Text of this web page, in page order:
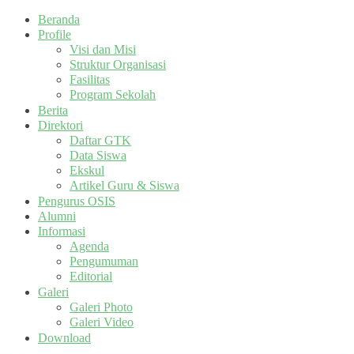
Beranda
Profile
Visi dan Misi
Struktur Organisasi
Fasilitas
Program Sekolah
Berita
Direktori
Daftar GTK
Data Siswa
Ekskul
Artikel Guru & Siswa
Pengurus OSIS
Alumni
Informasi
Agenda
Pengumuman
Editorial
Galeri
Galeri Photo
Galeri Video
Download